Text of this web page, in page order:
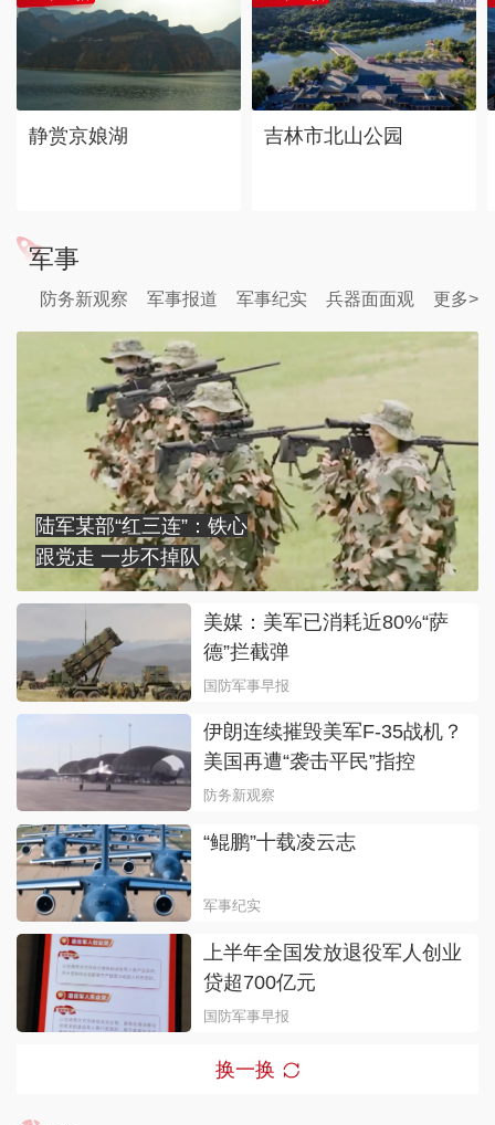
静赏京娘湖 吉林市北山公园
军事
防务新观察 军事报道 军事纪实 兵器面面观 更多>
陆军某部“红三连”：铁心
跟党走 一步不掉队
美媒：美军已消耗近80%“萨
德”拦截弹
国防军事早报
伊朗连续摧毁美军F-35战机？
美国再遭“袭击平民”指控
防务新观察
“鲲鹏”十载凌云志
军事纪实
上半年全国发放退役军人创业
贷超700亿元
国防军事早报
换一换